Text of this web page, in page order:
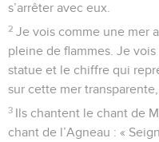
s’arrêter avec eux.
2 Je vois comme une mer
pleine de flammes. Je
statue et le chiffre qui
sur cette mer
3 Ils chantent le chant de
chant de l’Agneau : «